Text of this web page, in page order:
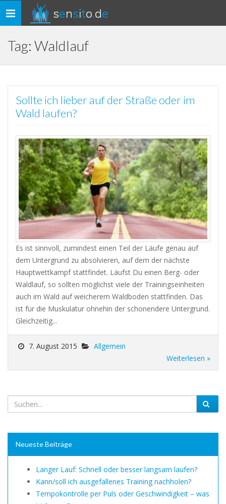
Toggle
navigation
sensito.de
Tag: Waldlauf
Sollte ich lieber auf der Straße oder im
Wald laufen?
Es ist sinnvoll, zumindest einen Teil der Läufe genau auf
dem Untergrund zu absolvieren, auf dem der nächste
Hauptwettkampf stattfindet. Läufst Du einen Berg- oder
Waldlauf, so sollten möglichst viele der Trainingseinheiten
auch im Wald auf weicherem Waldboden stattfinden. Das
ist für die Muskulatur ohnehin der schonendere Untergrund.
Gleichzeitig...
7. August 2015
Allgemein
Weiterlesen »
Neueste Beiträge
Langer Lauf: Schnell oder besser langsam laufen?
Kann/soll ich ausgefallenes Training nachholen?
Tempokontrolle per Puls oder Geschwindigkeit – was